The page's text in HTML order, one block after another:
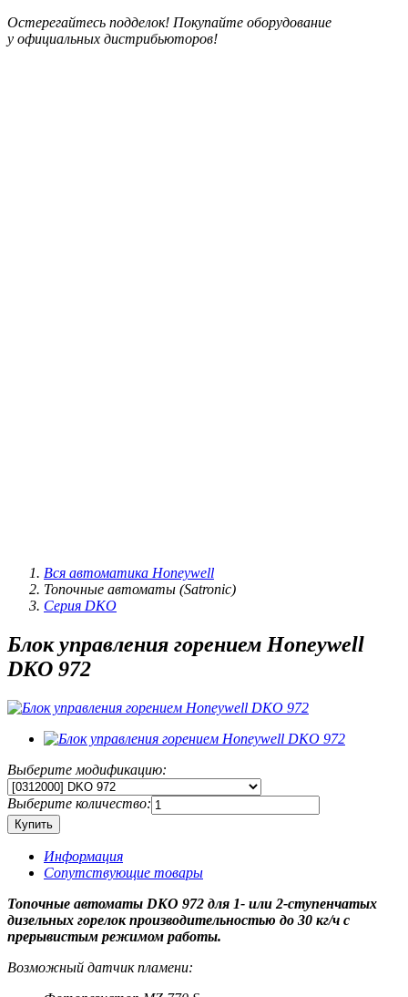
Остерегайтесь подделок! Покупайте оборудование
у официальных дистрибьюторов!
Вся автоматика Honeywell
Топочные автоматы (Satronic)
Серия DKO
Блок управления горением Honeywell
DKO 972
Выберите модификацию:
Выберите количество:
Информация
Сопутствующие товары
Топочные автоматы DKO 972 для 1- или 2-ступенчатых
дизельных горелок производительностью до 30 кг/ч с
прерывистым режимом работы.
Возможный датчик пламени: